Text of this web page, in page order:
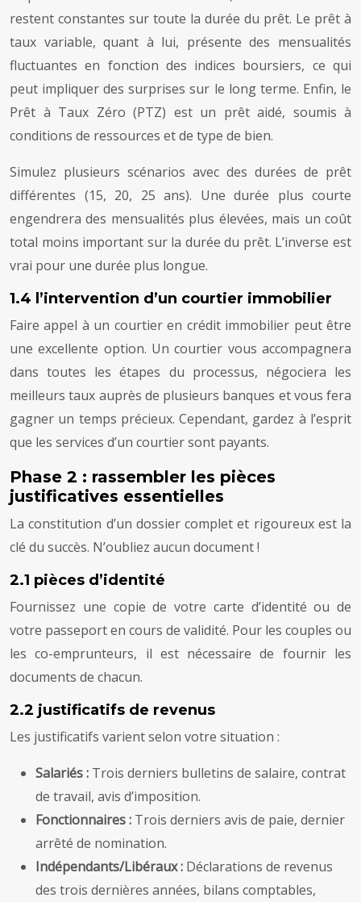
restent constantes sur toute la durée du prêt. Le prêt à
taux variable, quant à lui, présente des mensualités
fluctuantes en fonction des indices boursiers, ce qui
peut impliquer des surprises sur le long terme. Enfin, le
Prêt à Taux Zéro (PTZ) est un prêt aidé, soumis à
conditions de ressources et de type de bien.
Simulez plusieurs scénarios avec des durées de prêt
différentes (15, 20, 25 ans). Une durée plus courte
engendrera des mensualités plus élevées, mais un coût
total moins important sur la durée du prêt. L’inverse est
vrai pour une durée plus longue.
1.4 l’intervention d’un courtier immobilier
Faire appel à un courtier en crédit immobilier peut être
une excellente option. Un courtier vous accompagnera
dans toutes les étapes du processus, négociera les
meilleurs taux auprès de plusieurs banques et vous fera
gagner un temps précieux. Cependant, gardez à l’esprit
que les services d’un courtier sont payants.
Phase 2 : rassembler les pièces
justificatives essentielles
La constitution d’un dossier complet et rigoureux est la
clé du succès. N’oubliez aucun document !
2.1 pièces d’identité
Fournissez une copie de votre carte d’identité ou de
votre passeport en cours de validité. Pour les couples ou
les co-emprunteurs, il est nécessaire de fournir les
documents de chacun.
2.2 justificatifs de revenus
Les justificatifs varient selon votre situation :
Salariés : Trois derniers bulletins de salaire, contrat
de travail, avis d’imposition.
Fonctionnaires : Trois derniers avis de paie, dernier
arrêté de nomination.
Indépendants/Libéraux : Déclarations de revenus
des trois dernières années, bilans comptables,